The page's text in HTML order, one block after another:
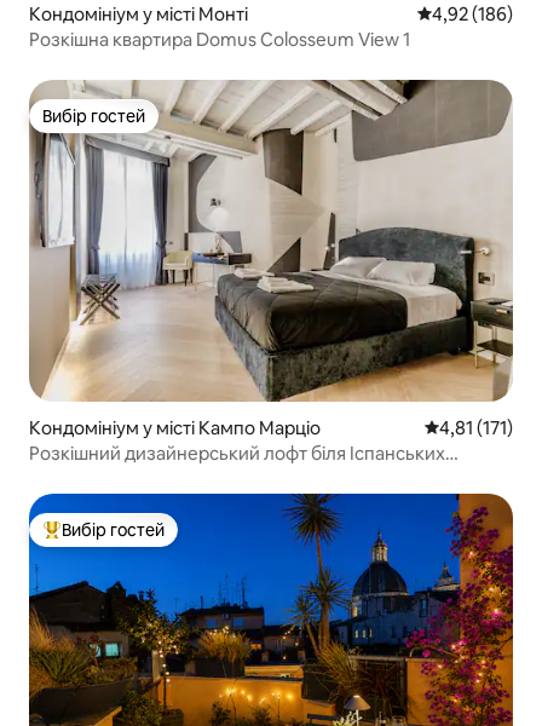
Кондомініум у місті Монті Середня
4,92 (186)
Розкішна квартира Domus Colosseum View 1
Вибір гостей
Вибір гостей
Кондомініум у місті Кампо Марціо Середня
4,81 (171)
Розкішний дизайнерський лофт біля Іспанських
Топ вибір гостей
Вибір гостей